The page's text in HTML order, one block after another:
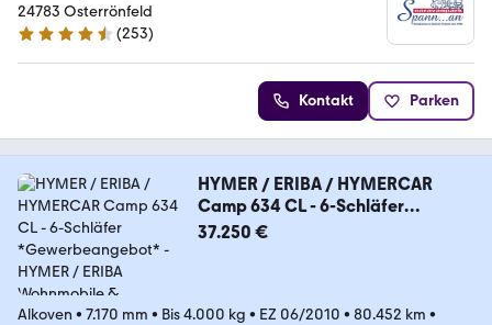
24783 Osterrönfeld
4.7 Sterne
(253)
Kontakt Parken
HYMER / ERIBA / HYMERCAR
Camp 634 CL - 6-Schläfer
*Gewerbeangebot*
37.250 €
Alkoven • 7.170 mm • Bis 4.000 kg • EZ 06/2010 • 80.452 km •